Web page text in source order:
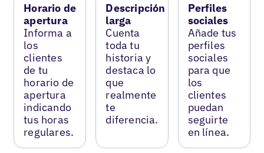
Horario de
apertura
Informa a
los
clientes
de tu
horario de
apertura
indicando
tus horas
regulares.
Descripción
larga
Cuenta
toda tu
historia y
destaca lo
que
realmente
te
diferencia.
Perfiles
sociales
Añade tus
perfiles
sociales
para que
los
clientes
puedan
seguirte
en línea.